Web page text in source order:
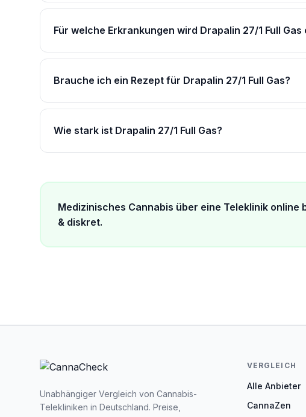
Für welche Erkrankungen wird Drapalin 27/1 Full
Brauche ich ein Rezept für Drapalin 27/1 Full Gas?
Wie stark ist Drapalin 27/1 Full Gas?
Medizinisches Cannabis über eine Teleklinik
& diskret.
Unabhängiger Vergleich von Cannabis-
Telekliniken in Deutschland. Preise,
VERGLEICH
Alle Anbieter
CannaZen